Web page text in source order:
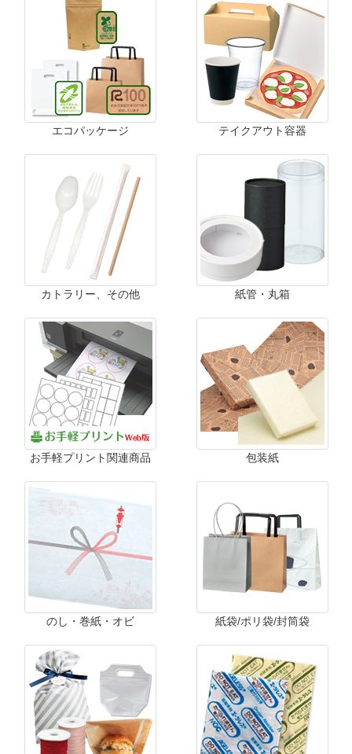
エコパッケージ テイクアウト容器
カトラリー、その他 紙管・丸箱
お手軽プリント関連商品 包装紙
のし・巻紙・オビ 紙袋/ポリ袋/封筒袋